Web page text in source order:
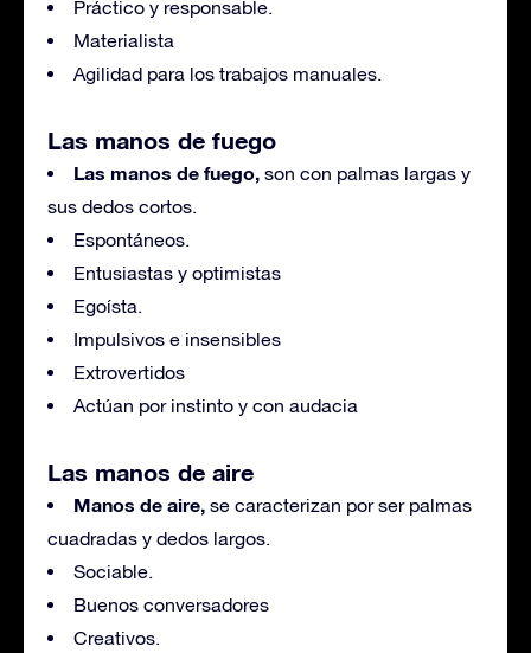
Práctico y responsable.
Materialista
Agilidad para los trabajos manuales.
Las manos de fuego
Las manos de fuego, son con palmas largas y
sus dedos cortos.
Espontáneos.
Entusiastas y optimistas
Egoísta.
Impulsivos e insensibles
Extrovertidos
Actúan por instinto y con audacia
Las manos de aire
Manos de aire, se caracterizan por ser palmas
cuadradas y dedos largos.
Sociable.
Buenos conversadores
Creativos.